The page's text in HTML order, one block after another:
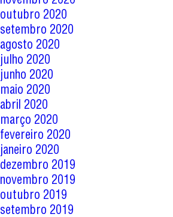
outubro 2020
setembro 2020
agosto 2020
julho 2020
junho 2020
maio 2020
abril 2020
março 2020
fevereiro 2020
janeiro 2020
dezembro 2019
novembro 2019
outubro 2019
setembro 2019